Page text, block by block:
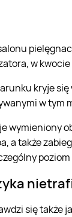
w
kryje
w tym
wymieniony
a także
się także